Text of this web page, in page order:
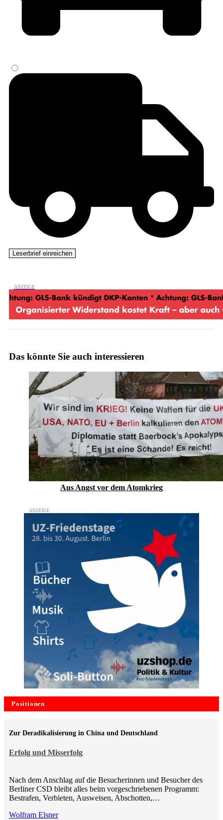
Das könnte Sie auch interessieren
Aus Angst vor dem Atomkrieg
Positionen
Erfolg und Misserfolg
Zur Deradikalisierung in China und Deutschland
Nach dem Anschlag auf die Besucherinnen und Besucher des
Berliner CSD bleibt alles beim vorgeschriebenen Programm:
Bestrafen, Verbieten, Ausweisen, Abschotten,…
Wolfram Elsner